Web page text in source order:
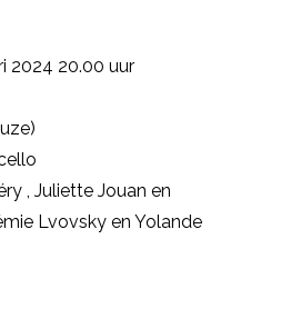
2024 20.00 uur
, Juliette Jouan en
Lvovsky en Yolande